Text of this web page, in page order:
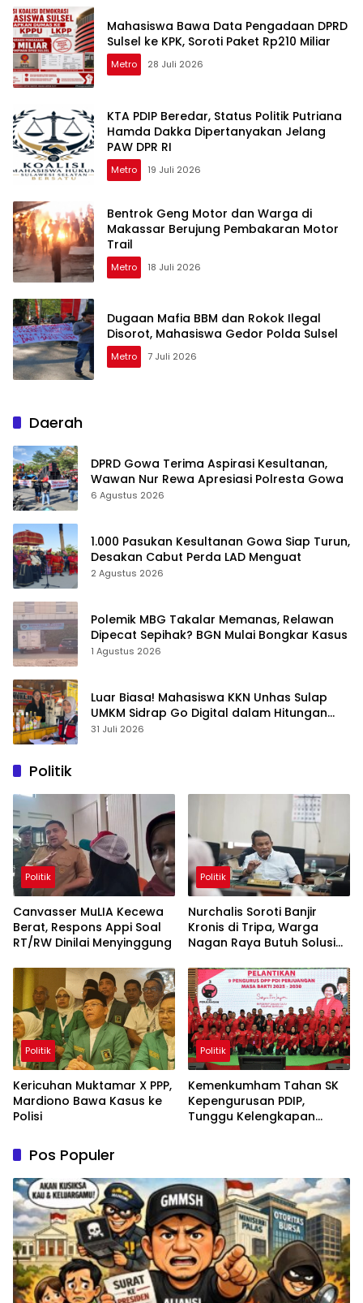
Mahasiswa Bawa Data Pengadaan DPRD
Sulsel ke KPK, Soroti Paket Rp210 Miliar
Metro 28 Juli 2026
KTA PDIP Beredar, Status Politik Putriana
Hamda Dakka Dipertanyakan Jelang
PAW DPR RI
Metro 19 Juli 2026
Bentrok Geng Motor dan Warga di
Makassar Berujung Pembakaran Motor
Trail
Metro 18 Juli 2026
Dugaan Mafia BBM dan Rokok Ilegal
Disorot, Mahasiswa Gedor Polda Sulsel
Metro 7 Juli 2026
Daerah
DPRD Gowa Terima Aspirasi Kesultanan,
Wawan Nur Rewa Apresiasi Polresta Gowa
6 Agustus 2026
1.000 Pasukan Kesultanan Gowa Siap Turun,
Desakan Cabut Perda LAD Menguat
2 Agustus 2026
Polemik MBG Takalar Memanas, Relawan
Dipecat Sepihak? BGN Mulai Bongkar Kasus
1 Agustus 2026
Luar Biasa! Mahasiswa KKN Unhas Sulap
UMKM Sidrap Go Digital dalam Hitungan
Hari
31 Juli 2026
Politik
Politik
Canvasser MuLIA Kecewa
Berat, Respons Appi Soal
RT/RW Dinilai Menyinggung
Politik
Nurchalis Soroti Banjir
Kronis di Tripa, Warga
Nagan Raya Butuh Solusi
Politik
Kericuhan Muktamar X PPP,
Mardiono Bawa Kasus ke
Polisi
Politik
Kemenkumham Tahan SK
Kepengurusan PDIP,
Tunggu Kelengkapan
Pos Populer